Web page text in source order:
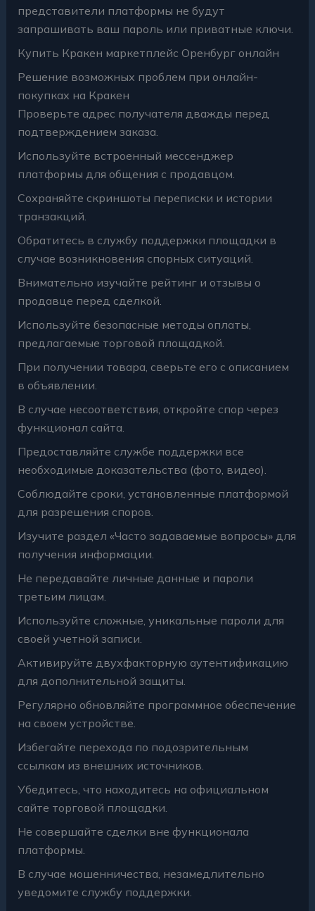
представители платформы не будут
запрашивать ваш пароль или приватные ключи.
Купить Кракен маркетплейс Оренбург онлайн
Решение возможных проблем при онлайн-
покупках на Кракен
Проверьте адрес получателя дважды перед
подтверждением заказа.
Используйте встроенный мессенджер
платформы для общения с продавцом.
Сохраняйте скриншоты переписки и истории
транзакций.
Обратитесь в службу поддержки площадки в
случае возникновения спорных ситуаций.
Внимательно изучайте рейтинг и отзывы о
продавце перед сделкой.
Используйте безопасные методы оплаты,
предлагаемые торговой площадкой.
При получении товара, сверьте его с описанием
в объявлении.
В случае несоответствия, откройте спор через
функционал сайта.
Предоставляйте службе поддержки все
необходимые доказательства (фото, видео).
Соблюдайте сроки, установленные платформой
для разрешения споров.
Изучите раздел «Часто задаваемые вопросы» для
получения информации.
Не передавайте личные данные и пароли
третьим лицам.
Используйте сложные, уникальные пароли для
своей учетной записи.
Активируйте двухфакторную аутентификацию
для дополнительной защиты.
Регулярно обновляйте программное обеспечение
на своем устройстве.
Избегайте перехода по подозрительным
ссылкам из внешних источников.
Убедитесь, что находитесь на официальном
сайте торговой площадки.
Не совершайте сделки вне функционала
платформы.
В случае мошенничества, незамедлительно
уведомите службу поддержки.